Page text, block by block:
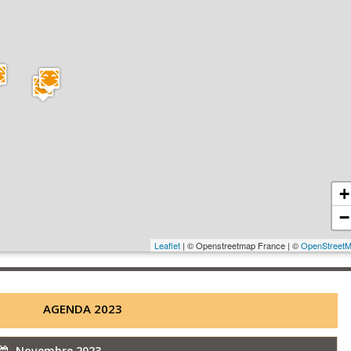
+
−
Leaflet| © Openstreetmap France | ©
AGENDA 2023